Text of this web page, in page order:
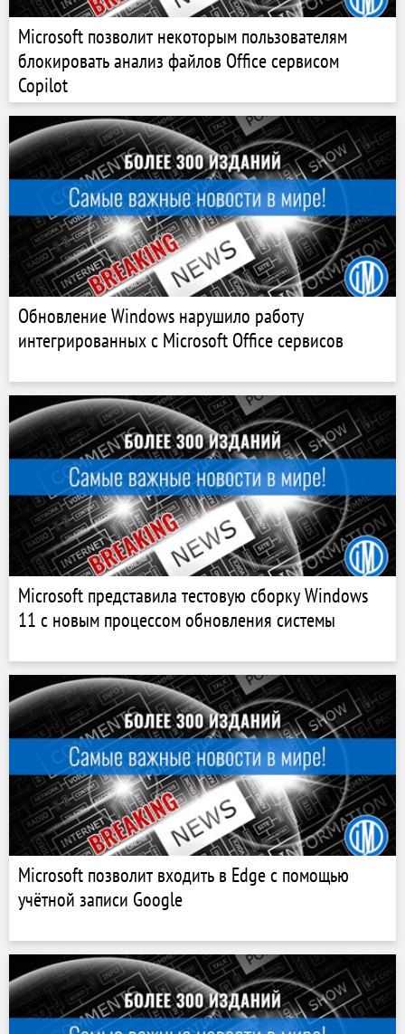
Microsoft позволит некоторым пользователям
блокировать анализ файлов Office сервисом
Copilot
Обновление Windows нарушило работу
интегрированных с Microsoft Office сервисов
Microsoft представила тестовую сборку Windows
11 с новым процессом обновления системы
Microsoft позволит входить в Edge с помощью
учётной записи Google